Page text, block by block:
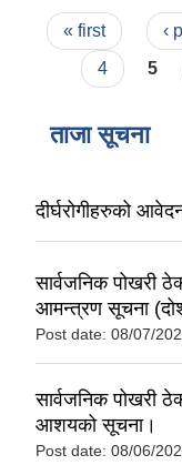
Pages
« first ‹
4
5
ताजा सूचना
दीर्घरोगीहरुको
सार्वजनिक पोखरी
आमन्त्रण सूचना
Post date: 08/07/
सार्वजनिक पोखरी
आशयको सूचना।
Post date: 08/06/